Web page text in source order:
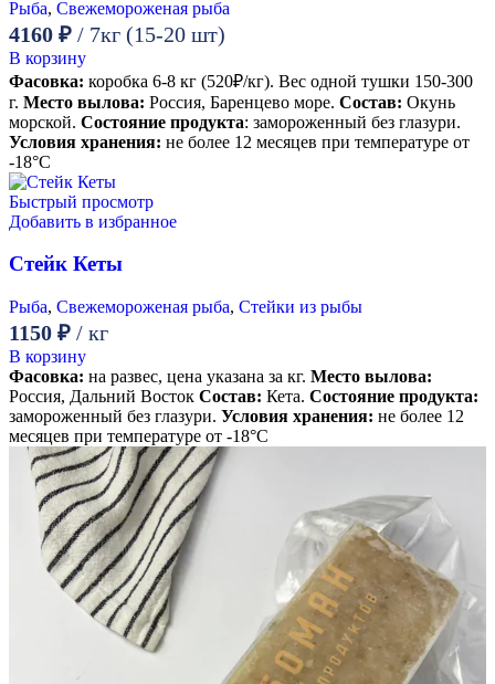
Рыба, Свежемороженая рыба
4160 ₽ / 7кг (15-20 шт)
В корзину
Фасовка: коробка 6-8 кг (520₽/кг). Вес одной тушки 150-300
г. Место вылова: Россия, Баренцево море. Состав: Окунь
морской. Состояние продукта: замороженный без глазури.
Условия хранения: не более 12 месяцев при температуре от
-18°С
Быстрый просмотр
Добавить в избранное
Стейк Кеты
Рыба, Свежемороженая рыба, Стейки из рыбы
1150 ₽ / кг
В корзину
Фасовка: на развес, цена указана за кг. Место вылова:
Россия, Дальний Восток Состав: Кета. Состояние продукта:
замороженный без глазури. Условия хранения: не более 12
месяцев при температуре от -18°С